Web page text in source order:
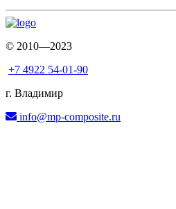
© 2010—2023
+7 4922 54-01-90
г. Владимир
info@mp-composite.ru